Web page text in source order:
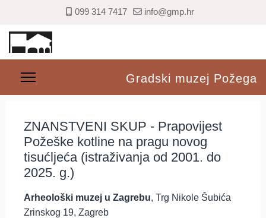
099 314 7417 info@gmp.hr
Gradski muzej Požega
ZNANSTVENI SKUP - Prapovijest
Požeške kotline na pragu novog
tisućljeća (istraživanja od 2001. do
2025. g.)
Arheološki muzej u Zagrebu, Trg Nikole Šubića
Zrinskog 19, Zagreb